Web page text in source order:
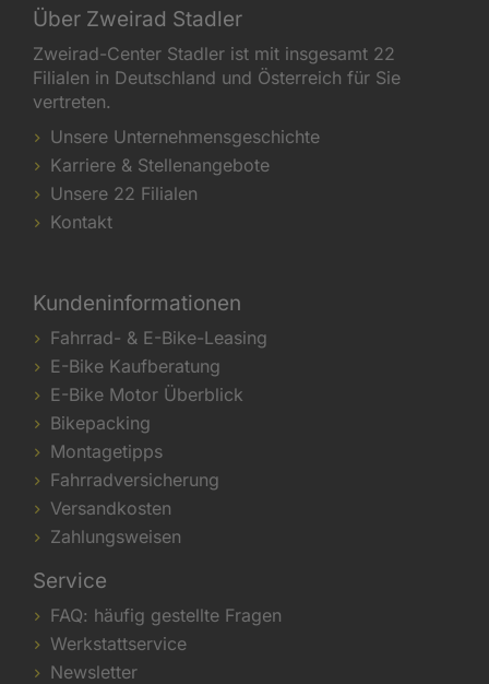
Über Zweirad Stadler
Zweirad-Center Stadler ist mit insgesamt 22
Filialen in Deutschland und Österreich für Sie
vertreten.
Unsere Unternehmensgeschichte
Karriere & Stellenangebote
Unsere 22 Filialen
Kontakt
Kundeninformationen
Fahrrad- & E-Bike-Leasing
E-Bike Kaufberatung
E-Bike Motor Überblick
Bikepacking
Montagetipps
Fahrradversicherung
Versandkosten
Zahlungsweisen
Service
FAQ: häufig gestellte Fragen
Werkstattservice
Newsletter